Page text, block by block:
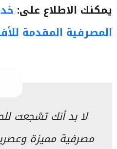
يمكنك الاطلاع على:
المصرفية المقدمة
لا بد أنك تشجعت
مصرفية مميزة